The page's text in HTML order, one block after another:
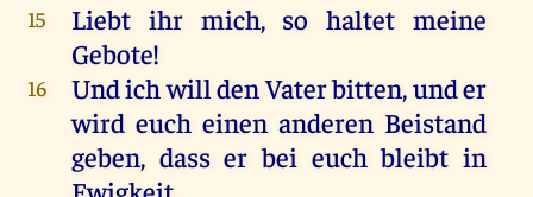
15 Liebt ihr mich, so haltet meine
Gebote!
16 UndichwilldenVaterbitten,under
wird euch einen anderen Beistand
geben, dasser bei euch bleibt in